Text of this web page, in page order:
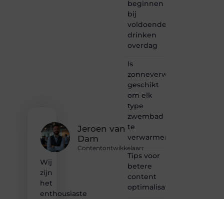
Jeroen van
Dam
Contentontwikkelaarr
Wij
zijn
het
enthousiaste
beginnen
bij
voldoende
drinken
overdag
Is
zonneverwarming
geschikt
om elk
type
zwembad
te
verwarmen?
Tips voor
betere
content
optimalisatie